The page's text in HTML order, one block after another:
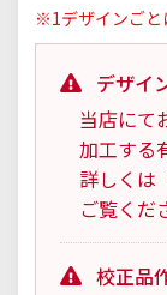
※1デザインごと
デザイ
当店にて
加工する
詳しくは
ご覧くだ
校正品